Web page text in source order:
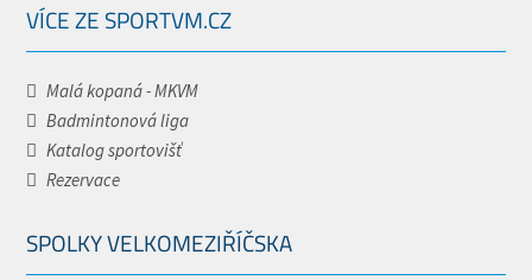
VÍCE ZE SPORTVM.CZ
Malá kopaná - MKVM
Badmintonová liga
Katalog sportovišť
Rezervace
SPOLKY VELKOMEZIŘÍČSKA